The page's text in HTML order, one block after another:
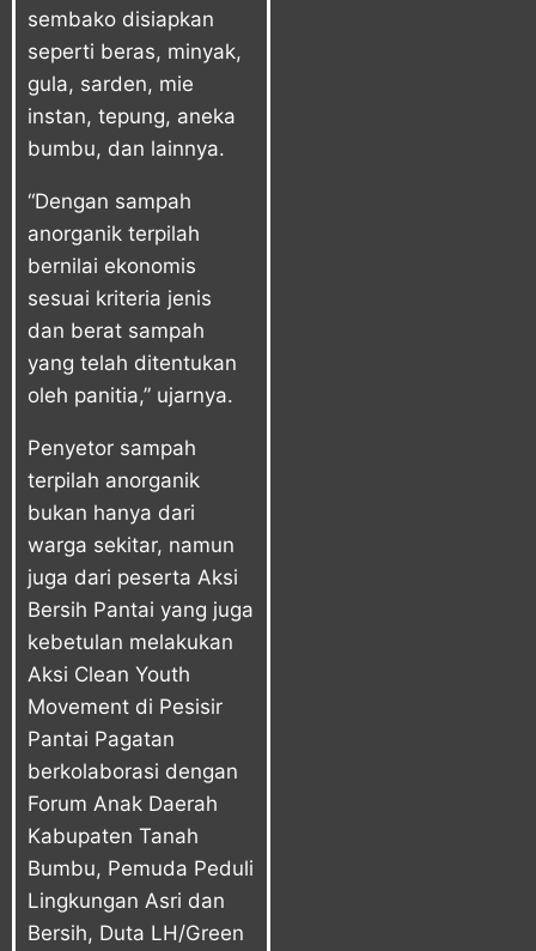
sembako disiapkan
seperti beras, minyak,
gula, sarden, mie
instan, tepung, aneka
bumbu, dan lainnya.
“Dengan sampah
anorganik terpilah
bernilai ekonomis
sesuai kriteria jenis
dan berat sampah
yang telah ditentukan
oleh panitia,” ujarnya.
Penyetor sampah
terpilah anorganik
bukan hanya dari
warga sekitar, namun
juga dari peserta Aksi
Bersih Pantai yang juga
kebetulan melakukan
Aksi Clean Youth
Movement di Pesisir
Pantai Pagatan
berkolaborasi dengan
Forum Anak Daerah
Kabupaten Tanah
Bumbu, Pemuda Peduli
Lingkungan Asri dan
Bersih, Duta LH/Green